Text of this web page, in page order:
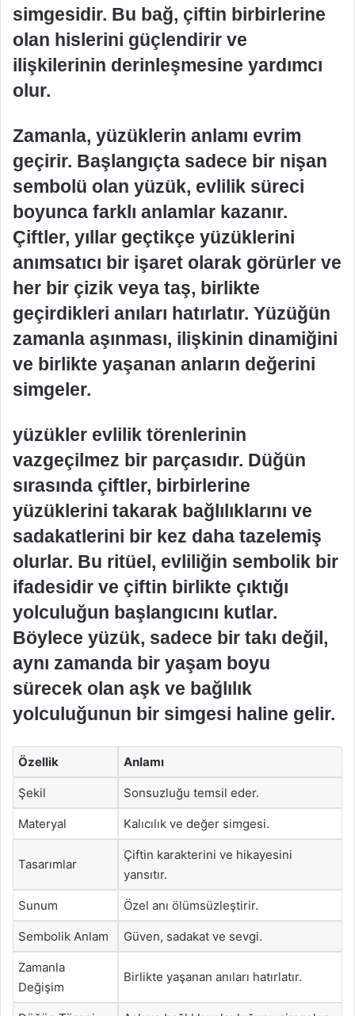
simgesidir. Bu bağ, çiftin birbirlerine
olan hislerini güçlendirir ve
ilişkilerinin derinleşmesine yardımcı
olur.
Zamanla, yüzüklerin anlamı evrim
geçirir. Başlangıçta sadece bir nişan
sembolü olan yüzük, evlilik süreci
boyunca farklı anlamlar kazanır.
Çiftler, yıllar geçtikçe yüzüklerini
anımsatıcı bir işaret olarak görürler ve
her bir çizik veya taş, birlikte
geçirdikleri anıları hatırlatır. Yüzüğün
zamanla aşınması, ilişkinin dinamiğini
ve birlikte yaşanan anların değerini
simgeler.
yüzükler evlilik törenlerinin
vazgeçilmez bir parçasıdır. Düğün
sırasında çiftler, birbirlerine
yüzüklerini takarak bağlılıklarını ve
sadakatlerini bir kez daha tazelemiş
olurlar. Bu ritüel, evliliğin sembolik bir
ifadesidir ve çiftin birlikte çıktığı
yolculuğun başlangıcını kutlar.
Böylece yüzük, sadece bir takı değil,
aynı zamanda bir yaşam boyu
sürecek olan aşk ve bağlılık
yolculuğunun bir simgesi haline gelir.
Özellik Anlamı
Şekil Sonsuzluğu temsil eder.
Materyal Kalıcılık ve değer simgesi.
Tasarımlar
Çiftin karakterini ve hikayesini
yansıtır.
Sunum Özel anı ölümsüzleştirir.
Sembolik Anlam Güven, sadakat ve sevgi.
Zamanla
Değişim
Birlikte yaşanan anıları hatırlatır.